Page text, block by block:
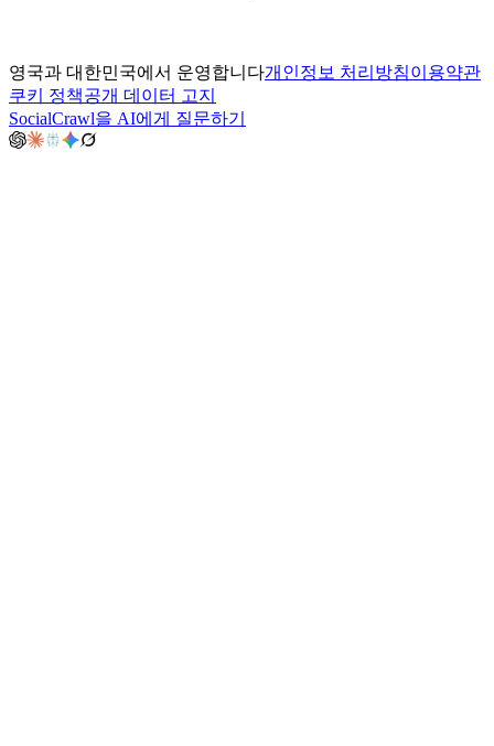
영국과 대한민국에서 운영합니다개인정보 처리방침이용약관
쿠키 정책공개 데이터 고지
SocialCrawl을 AI에게 질문하기